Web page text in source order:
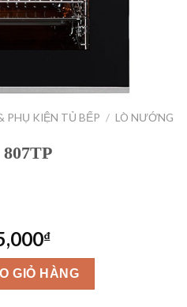
PHỤ KIỆN TỦ BẾP / LÒ NƯỚNG
₫Giá
hiện
tại
là:
lượng
GIỎ HÀNG